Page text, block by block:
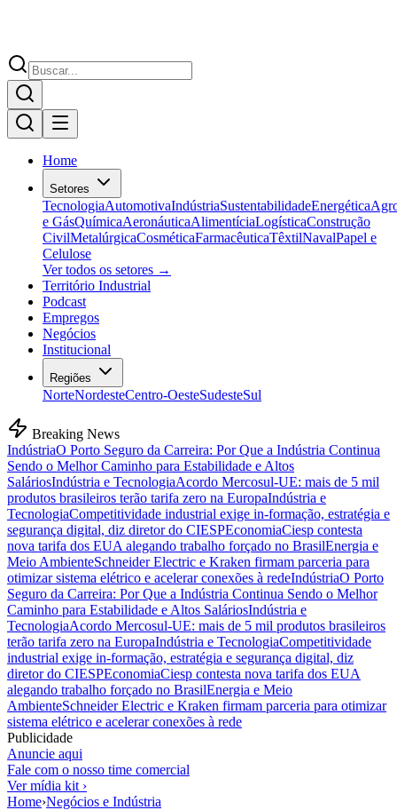
Home
Setores
TecnologiaAutomotivaIndústriaSustentabilidadeEnergética
e GásQuímicaAeronáuticaAlimentíciaLogísticaConstrução
CivilMetalúrgicaCosméticaFarmacêuticaTêxtilNavalPapel e
Celulose
Ver todos os setores →
Território Industrial
Podcast
Empregos
Negócios
Institucional
Regiões
NorteNordesteCentro-OesteSudesteSul
Breaking News
IndústriaO Porto Seguro da Carreira: Por Que a Indústria Continua
Sendo o Melhor Caminho para Estabilidade e Altos
SaláriosIndústria e TecnologiaAcordo Mercosul-UE: mais de 5 mil
produtos brasileiros terão tarifa zero na EuropaIndústria e
TecnologiaCompetitividade industrial exige in-formação, estratégia e
segurança digital, diz diretor do CIESPEconomiaCiesp contesta
nova tarifa dos EUA alegando trabalho forçado no BrasilEnergia e
Meio AmbienteSchneider Electric e Kraken firmam parceria para
otimizar sistema elétrico e acelerar conexões à redeIndústriaO Porto
Seguro da Carreira: Por Que a Indústria Continua Sendo o Melhor
Caminho para Estabilidade e Altos SaláriosIndústria e
TecnologiaAcordo Mercosul-UE: mais de 5 mil produtos brasileiros
terão tarifa zero na EuropaIndústria e TecnologiaCompetitividade
industrial exige in-formação, estratégia e segurança digital, diz
diretor do CIESPEconomiaCiesp contesta nova tarifa dos EUA
alegando trabalho forçado no BrasilEnergia e Meio
AmbienteSchneider Electric e Kraken firmam parceria para otimizar
sistema elétrico e acelerar conexões à rede
Publicidade
Anuncie aqui
Fale com o nosso time comercial
Ver mídia kit ›
Home›Negócios e Indústria